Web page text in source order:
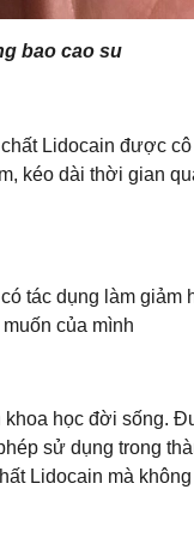
bao cao su
Lidocain được
kéo dài thời gian
tác dụng làm giảm
của mình
học đời sống.
sử dụng trong
Lidocain mà